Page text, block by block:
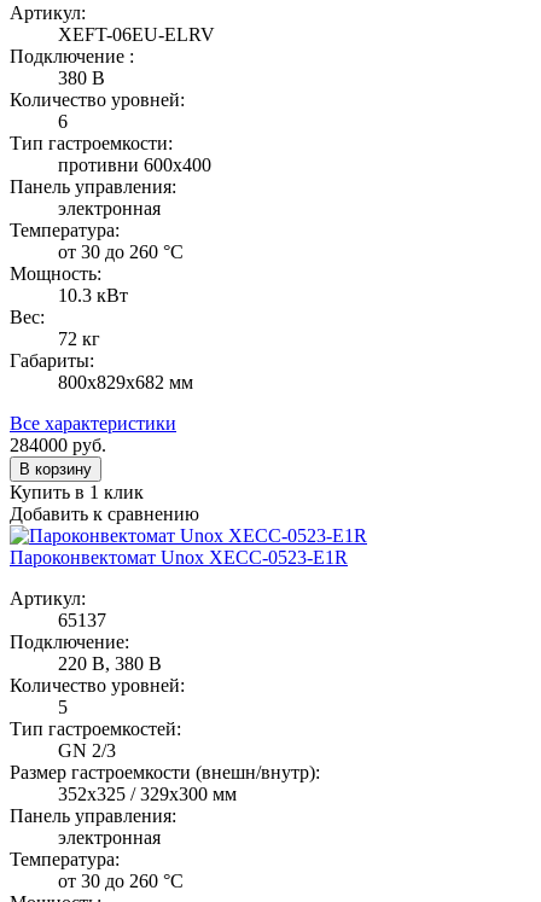
Артикул:
XEFT-06EU-ELRV
Подключение :
380 В
Количество уровней:
6
Тип гастроемкости:
противни 600х400
Панель управления:
электронная
Температура:
от 30 до 260 °С
Мощность:
10.3 кВт
Вес:
72 кг
Габариты:
800х829х682 мм
Все характеристики
284000 руб.
В корзину
Купить в 1 клик
Добавить к сравнению
Пароконвектомат Unox XECC-0523-E1R
Артикул:
65137
Подключение:
220 В, 380 В
Количество уровней:
5
Тип гастроемкостей:
GN 2/3
Размер гастроемкости (внешн/внутр):
352x325 / 329x300 мм
Панель управления:
электронная
Температура:
от 30 до 260 °С